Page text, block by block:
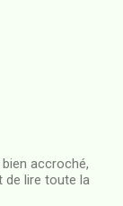
accroché,
de lire toute la